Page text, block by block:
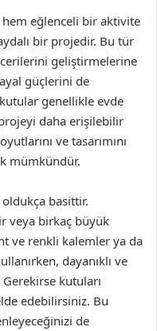
hem eğlenceli bir aktivite
bir projedir. Bu tür
geliştirmelerine
güçlerini de
genellikle evde
daha erişilebilir
ve tasarımını
mümkündür.
basittir.
veya birkaç büyük
ve renkli kalemler ya da
dayanıklı ve
kutuları
edebilirsiniz. Bu
de